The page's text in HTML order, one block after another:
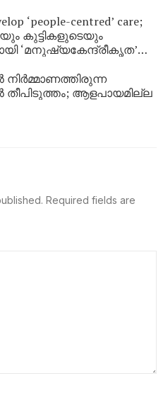
‘people-centred’ care;
കുട്ടികളുടെയും
‘മനുഷ്യകേന്ദ്രീകൃത’
തീപിടുത്തം; ആളപായമില്ല
Required fields are